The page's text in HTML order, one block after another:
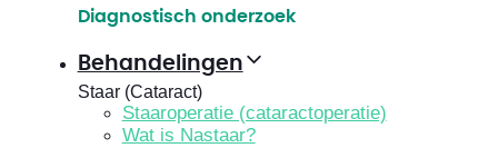
Diagnostisch onderzoek
Behandelingen
Staar (Cataract)
Staaroperatie (cataractoperatie)
Wat is Nastaar?